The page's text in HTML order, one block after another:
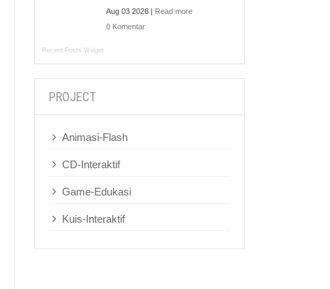
Aug 03 2026 | Read more
0 Komentar
Recent Posts Widget
PROJECT
Animasi-Flash
CD-Interaktif
Game-Edukasi
Kuis-Interaktif